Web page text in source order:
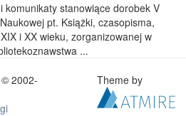
komunikaty stanowiące dorobek V
pt. Książki, czasopisma,
i XX wieku, zorganizowanej w
...
2002-
Theme by